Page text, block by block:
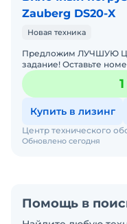
Zauberg DS20-X
Новая техника
Предложим ЛУЧШУЮ
задание! Оставьте номер и запрос - мы подберем модель
со СКИДКОЙ. В наличии на складах новые вилочные
погрузчики
Купить в лизинг
Обновлено сегодня
Центр технического
Помощь в